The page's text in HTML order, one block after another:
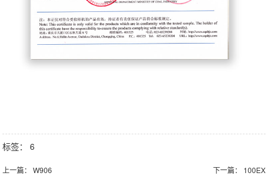
标签：6
上一篇：W906 下一篇： 100EX